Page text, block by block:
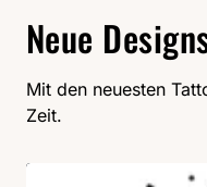
Neue
Mit den neuesten
Zeit.